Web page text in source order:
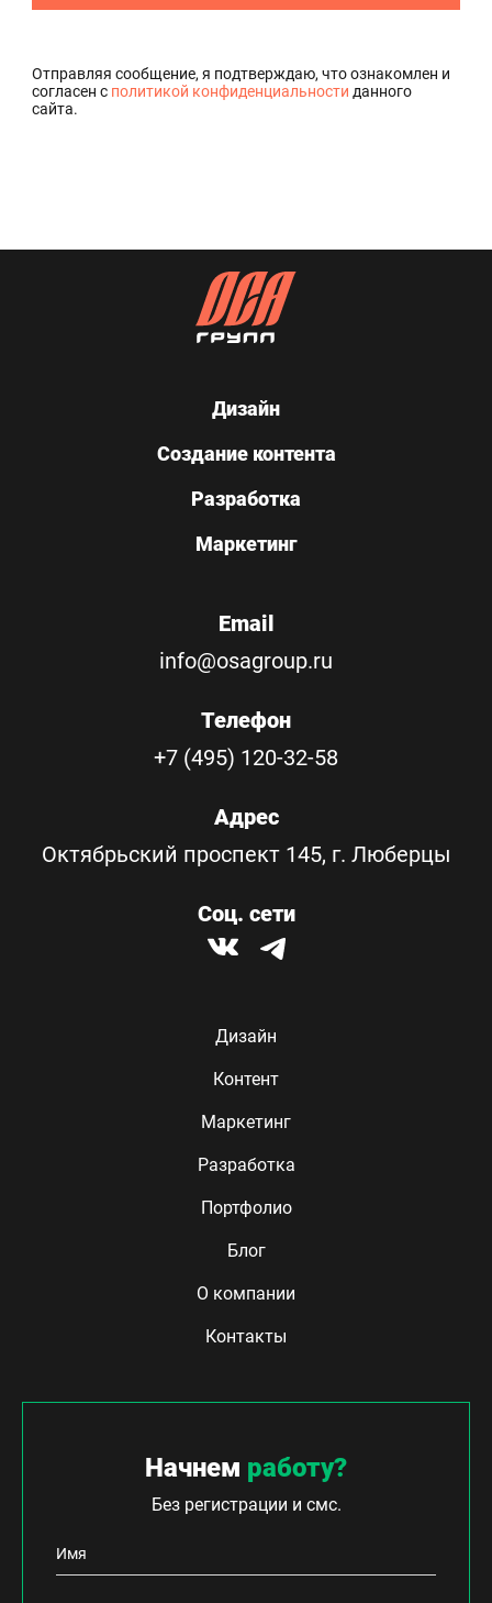
Отправляя сообщение, я подтверждаю, что ознакомлен и
согласен с политикой конфиденциальности данного
сайта.
Дизайн
Создание контента
Разработка
Маркетинг
Email
info@osagroup.ru
Телефон
+7 (495) 120-32-58
Адрес
Октябрьский проспект 145, г. Люберцы
Соц. сети
Дизайн
Контент
Маркетинг
Разработка
Портфолио
Блог
О компании
Контакты
Начнем работу?
Без регистрации и смс.